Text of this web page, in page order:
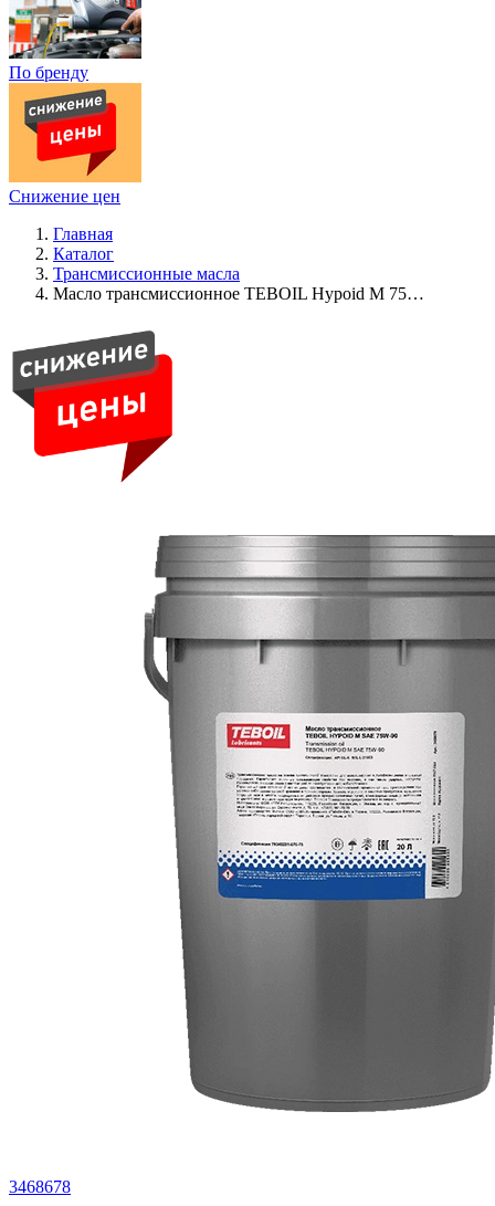
По бренду
Снижение цен
Главная
Каталог
Трансмиссионные масла
Масло трансмиссионное TEBOIL Hypoid M 75…
3468678